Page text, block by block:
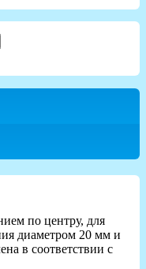
по центру, для
диаметром 20 мм и
в соответствии с